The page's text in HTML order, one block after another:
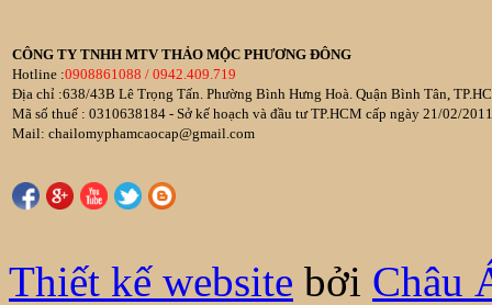
CÔNG TY TNHH MTV THẢO MỘC PHƯƠNG ĐÔNG
Hotline :0908861088 / 0942.409.719
Địa chỉ :638/43B Lê Trọng Tấn. Phường Bình Hưng Hoà. Quận Bình Tân,
Mã số thuế : 0310638184 - Sở kế hoạch và đầu tư TP.HCM cấp ngày 21/02/
Mail: chailomyphamcaocap@gmail.com
Thiết kế website bởi Châu